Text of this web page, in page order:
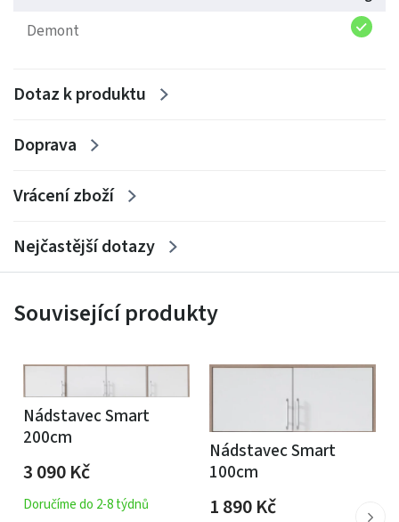
Demont
Dotaz k produktu
Doprava
Vrácení zboží
Nejčastější dotazy
Související produkty
Nádstavec Smart
200cm
3 090Kč
Doručíme do 2-8 týdnů
Nádstavec Smart
100cm
1 890Kč